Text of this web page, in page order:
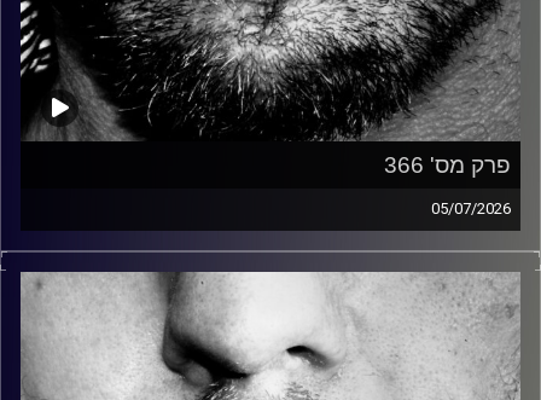
פרק מס' 366
05/07/2026
זיפים, מוזיקה מחוספסת של הופעות חיות. הרבה ג'אם, רוק,
בלוז, bluegrass, ג'אז, Fאנק, פרוגרסיב ואפילו אלקטרוניקה.
כל מה שחי, אמיתי ונושם.
עם שמוליק רגב.
קרדיט תמונות: David Goehring